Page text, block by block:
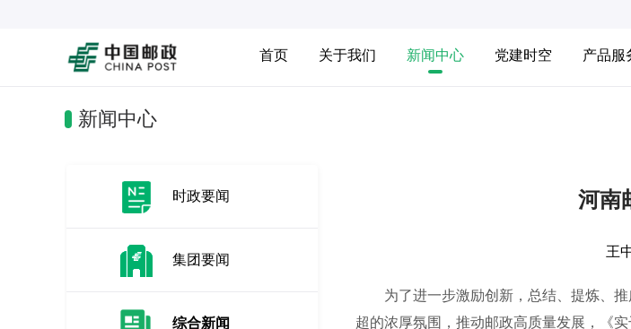
首页 关于我们 新闻中心 党建时空 产品服
新闻中心
时政要闻
集团要闻
综合新闻
河南
王
为了进一步激励创新，总结、提炼、推
超的浓厚氛围，推动邮政高质量发展，《